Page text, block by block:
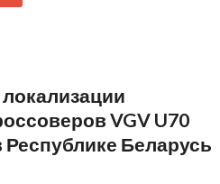
VGV U70
Республике Беларусь